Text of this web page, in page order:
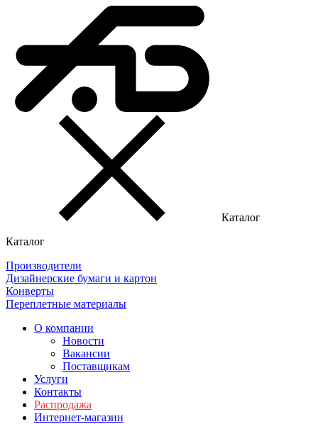
Каталог
Каталог
Производители
Дизайнерские бумаги и картон
Конверты
Переплетные материалы
О компании
Новости
Вакансии
Поставщикам
Услуги
Контакты
Распродажа
Интернет-магазин